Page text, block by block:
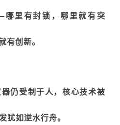
里有封锁，哪里就有突
有创新。
仍受制于人，核心技术被
犹如逆水行舟。